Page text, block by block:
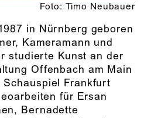
Foto: Timo Neubauer
in Nürnberg geboren
Kameramann und
studierte Kunst an der
Offenbach am Main
Frankfurt
für Ersan
Bernadette